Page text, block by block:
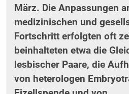
März. Die Anpassungen
medizinischen und
Fortschritt erfolgten oft
beinhalteten etwa die
lesbischer Paare, die
von heterologen